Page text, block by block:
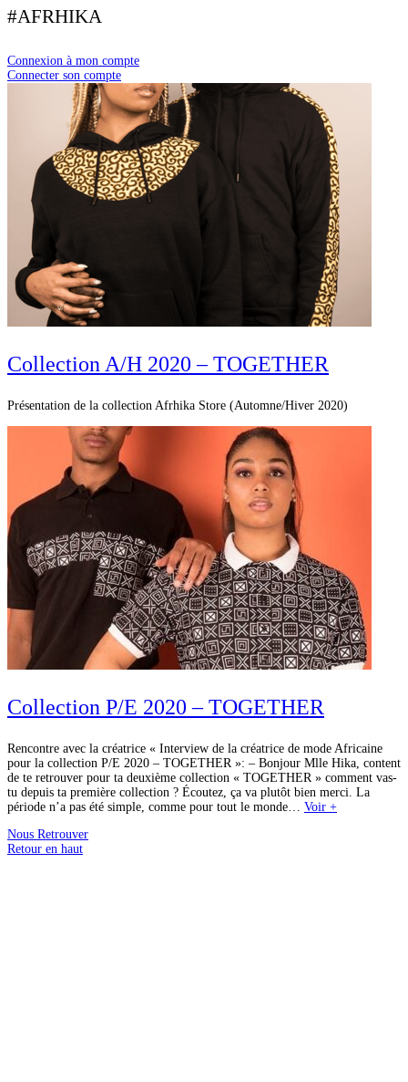
#AFRHIKA
Connexion à mon compte
Connecter son compte
Collection A/H 2020 – TOGETHER
Présentation de la collection Afrhika Store (Automne/Hiver 2020)
Collection P/E 2020 – TOGETHER
Rencontre avec la créatrice « Interview de la créatrice de mode Africaine
pour la collection P/E 2020 – TOGETHER »: – Bonjour Mlle Hika, content
de te retrouver pour ta deuxième collection « TOGETHER » comment vas-
tu depuis ta première collection ? Écoutez, ça va plutôt bien merci. La
période n’a pas été simple, comme pour tout le monde… Voir +
Nous Retrouver
Retour en haut